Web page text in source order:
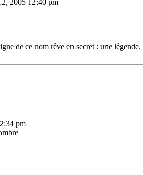
2005 12:40 pm
de ce nom rêve en secret : une légende.
pm